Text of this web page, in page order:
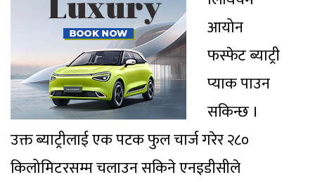
आयोन
फस्फेट ब्याट्री
प्याक पाउन
सकिन्छ ।
उक्त ब्याट्रीलाई एक पटक फुल चार्ज गरेर २८०
किलोमिटरसम्म चलाउन सकिने एनइडीसीले